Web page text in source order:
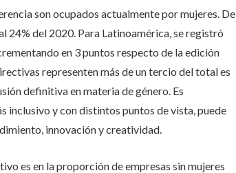
son ocupados actualmente por mujeres. De
24% del 2020. Para Latinoamérica, se registró
en 3 puntos respecto de la edición
representen más de un tercio del total es
definitiva en materia de género. Es
inclusivo y con distintos puntos de vista, puede
innovación y creatividad.
es en la proporción de empresas sin mujeres